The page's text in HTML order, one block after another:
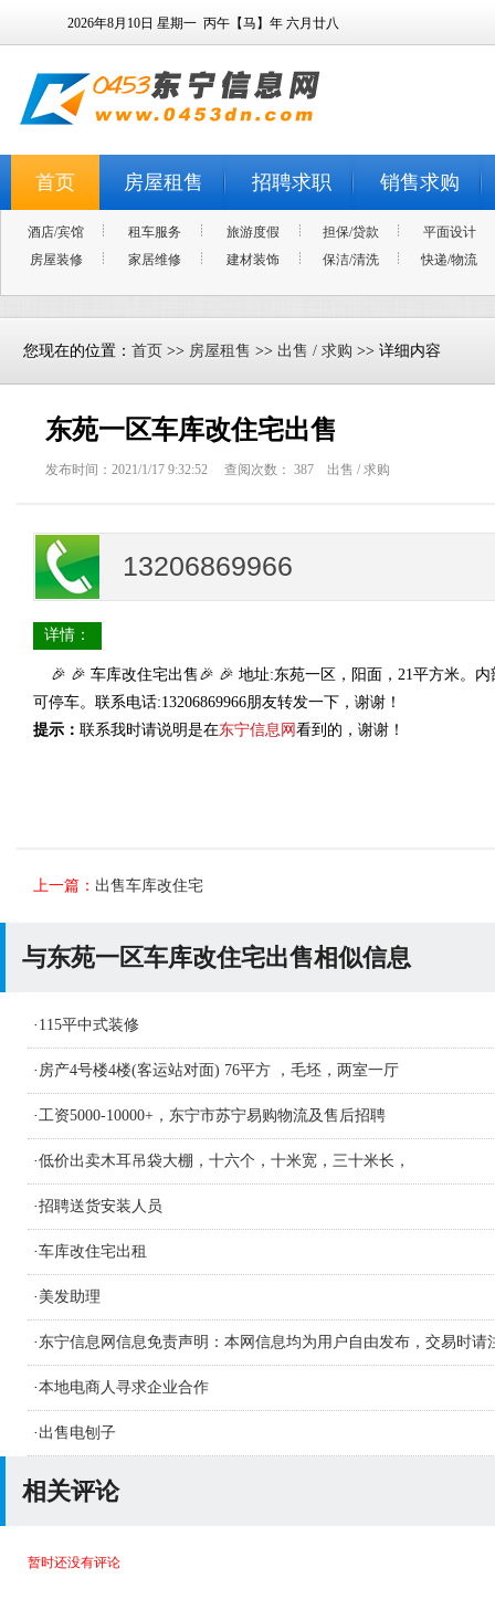
2026年8月10日 星期一 丙午【马】年 六月廿八
首页 房屋租售 招聘求职 销售求购
酒店/宾馆 租车服务 旅游度假 担保/贷款
平面设计
房屋装修
家居维修 建材装饰 保洁/清洗 快递/物流
您现在的位置： 首页 >> 房屋租售 >> 出售 / 求购 >> 详细内容
东苑一区车库改住宅出售
发布时间：2021/1/17 9:32:52 查阅次数： 387 出售 / 求购
13206869966
详情：
🎉 🎉 车库改住宅出售🎉 🎉 地址:东苑一区，阳面，21平方米。
可停车。联系电话:13206869966朋友转发一下，谢谢！
提示： 联系我时请说明是在东宁信息网 看到的，谢谢！
上一篇： 出售车库改住宅
与东苑一区车库改住宅出售相似信息
· 115平中式装修
· 房产4号楼4楼(客运站对面) 76平方 ，毛坯，两室一厅
·工资5000-10000+，东宁市苏宁易购物流及售后招聘
·低价出卖木耳吊袋大棚，十六个，十米宽，三十米长，
·招聘送货安装人员
·车库改住宅出租
· 美发助理
· 东宁信息网信息免责声明：本网信息均为用户自由发布，交易时请
识别信息的真假，如侵害您的权益请联系删
·本地电商人寻求企业合作
· 出售电刨子
相关评论
暂时还没有评论